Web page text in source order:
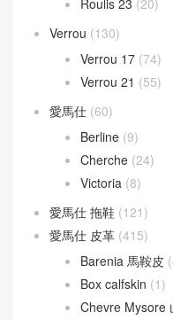
Picotin Lock (231)
Picotin Lock 18
Picotin Lock 22
Roulis (190)
Roulis 18 (155)
Roulis 23 (20)
Verrou(130)
Verrou 17(74)
Verrou 21 (55)
愛馬仕(60)
Berline(9)
Cherche(24)